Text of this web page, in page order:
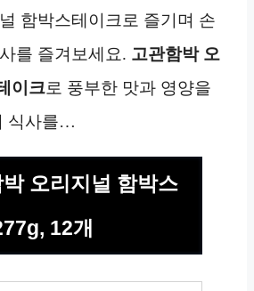
함박스테이크로 즐기며 손
를 즐겨보세요. 고관함박 오
이크로 풍부한 맛과 영양을
식사를…
오리지널 함박스
12개